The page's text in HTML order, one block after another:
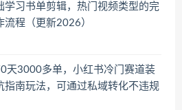
学习书单剪辑，热门视频类型的完
流程（更新2026）
天3000多单，小红书冷门赛道装
指南玩法，可通过私域转化不违规